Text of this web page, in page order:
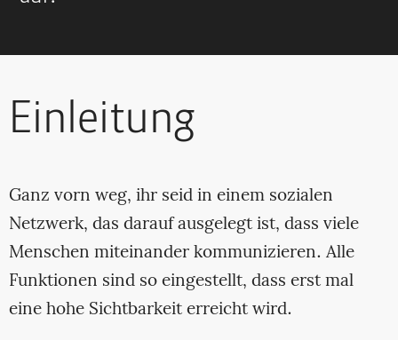
Einleitung
Ganz vorn weg, ihr seid in einem sozialen
Netzwerk, das darauf ausgelegt ist, dass viele
Menschen miteinander kommunizieren. Alle
Funktionen sind so eingestellt, dass erst mal
eine hohe Sichtbarkeit erreicht wird.